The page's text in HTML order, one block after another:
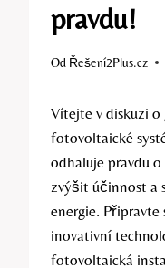
pravdu!
Od Řešení2Plus.cz
Vítejte v diskuzi o
fotovoltaické
odhaluje pravdu
zvýšit účinnost a
energie.
inovativní
fotovoltaická